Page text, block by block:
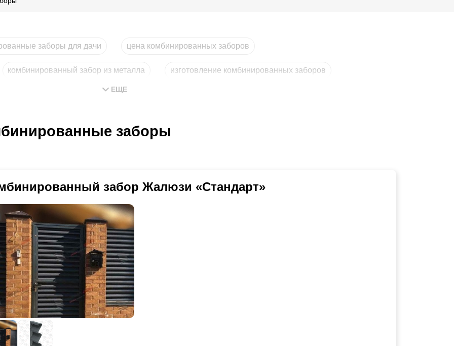
заборы для дачи цена комбинированных заборов
комбинированный забор из металла изготовление комбинированных заборов
ЕЩЕ
заборы
забор Жалюзи «Стандарт»